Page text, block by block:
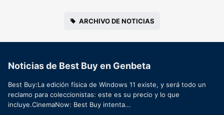
ARCHIVO DE NOTICIAS
Noticias de Best Buy en Genbeta
Best Buy:La edición física de Windows 11 existe, y será todo un
reclamo para coleccionistas: este es su precio y lo que
incluye.CinemaNow: Best Buy intenta...